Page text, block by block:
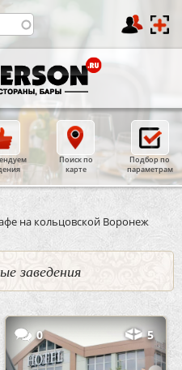
Поиск по
карте
Подбор по
параметрам
на кольцовской Воронеж
заведения
0 5